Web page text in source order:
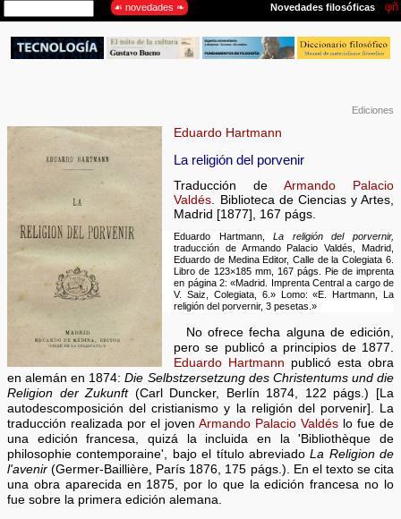
Ediciones
Eduardo Hartmann
La religión del porvenir
Traducción deArmando Palacio
Valdés . Biblioteca de Ciencias y Artes,
Madrid [1877], 167 págs.
Eduardo Hartmann,La religión del porvernir,
traducción de Armando Palacio Valdés, Madrid,
Eduardo de Medina Editor, Calle de la Colegiata 6.
Libro de 123×185 mm, 167 págs. Pie de imprenta
en página 2: «Madrid. Imprenta Central a cargo de
V. Saiz, Colegiata, 6.» Lomo: «E. Hartmann, La
religión del porvernir, 3 pesetas.»
No ofrece fecha alguna de edición,
pero se publicó a principios de 1877.
Eduardo Hartmann publicó esta obra
en alemán en 1874:Die Selbstzersetzung des Christentums und die
Religion der Zukunft(Carl Duncker, Berlín 1874, 122 págs.) [La
autodescomposición del cristianismo y la religión del porvenir]. La
traducción realizada por el joven Armando Palacio Valdéslo fue de
una edición francesa, quizá la incluida en la 'Bibliothèque de
philosophie contemporaine', bajo el título abreviadoLa Religion de
l'avenir (Germer-Baillière, París 1876, 175 págs.). En el texto se cita
una obra aparecida en 1875, por lo que la edición francesa no lo
fue sobre la primera edición alemana.